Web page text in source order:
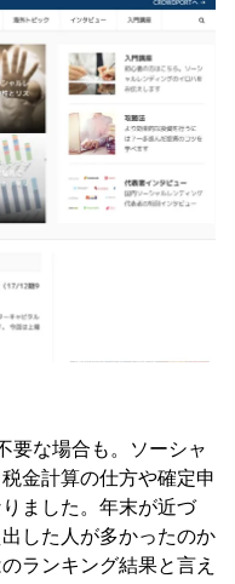
要な場合も。ソーシャ
金計算の仕方や確定申
ました。年末が近づ
した人が多かったのか
ランキング結果と言え